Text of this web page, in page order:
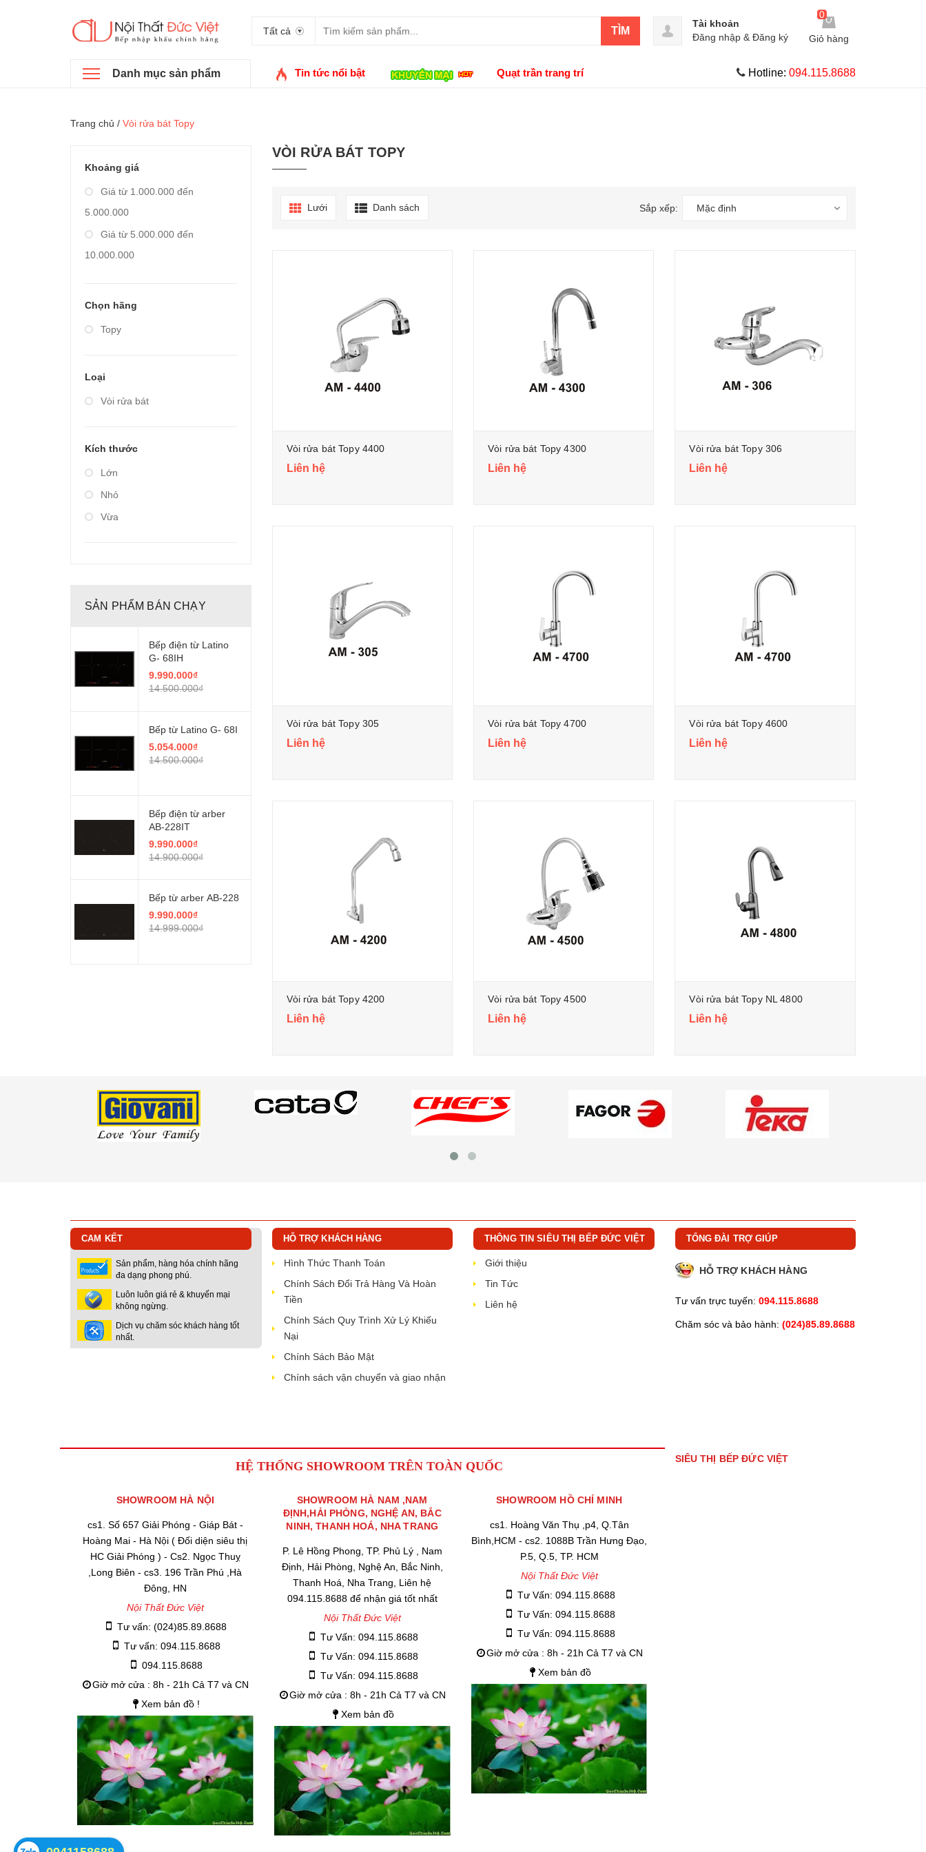
Tất cả TÌM
0
Giỏ hàng
Tài khoản
Đăng nhập & Đăng ký
Danh mục sản phẩm Tin tức nổi bật Quạt trần trang trí Hotline: 094.115.8688
Trang chủ / Vòi rửa bát Topy
Khoảng giá
Giá từ 1.000.000 đến
5.000.000
Giá từ 5.000.000 đến
10.000.000
Chọn hãng
Topy
Loại
Vòi rửa bát
Kích thước
Lớn
Nhỏ
Vừa
SẢN PHẨM BÁN CHẠY
Bếp điện từ Latino
G- 68IH
9.990.000₫
14.500.000₫
Bếp từ Latino G- 68I
5.054.000₫
14.500.000₫
Bếp điện từ arber
AB-228IT
9.990.000₫
14.900.000₫
Bếp từ arber AB-228
9.990.000₫
14.999.000₫
VÒI RỬA BÁT TOPY
Lưới Danh sách Sắp xếp: Mặc định
Vòi rửa bát Topy 4400
Liên hệ
Vòi rửa bát Topy 4300
Liên hệ
Vòi rửa bát Topy 306
Liên hệ
Vòi rửa bát Topy 305
Liên hệ
Vòi rửa bát Topy 4700
Liên hệ
Vòi rửa bát Topy 4600
Liên hệ
Vòi rửa bát Topy 4200
Liên hệ
Vòi rửa bát Topy 4500
Liên hệ
Vòi rửa bát Topy NL 4800
Liên hệ
CAM KẾT
Sản phẩm, hàng hóa chính hãng
đa dạng phong phú.
Luôn luôn giá rẻ & khuyến mại
không ngừng.
Dịch vụ chăm sóc khách hàng tốt
nhất.
HỖ TRỢ KHÁCH HÀNG
Hình Thức Thanh Toán
Chính Sách Đổi Trả Hàng Và Hoàn
Tiền
Chính Sách Quy Trình Xử Lý Khiếu
Nại
Chính Sách Bảo Mật
Chính sách vận chuyển và giao nhận
THÔNG TIN SIÊU THỊ BẾP ĐỨC VIỆT
Giới thiệu
Tin Tức
Liên hệ
TỔNG ĐÀI TRỢ GIÚP
HỖ TRỢ KHÁCH HÀNG
Tư vấn trực tuyến: 094.115.8688
Chăm sóc và bảo hành: (024)85.89.8688
HỆ THỐNG SHOWROOM TRÊN TOÀN QUỐC
SHOWROOM HÀ NỘI
cs1. Số 657 Giải Phóng - Giáp Bát -
Hoàng Mai - Hà Nội ( Đối diện siêu thị
HC Giải Phóng ) - Cs2. Ngọc Thuỵ
,Long Biên - cs3. 196 Trần Phú ,Hà
Đông, HN
Nội Thất Đức Việt
Tư vấn: (024)85.89.8688
Tư vấn: 094.115.8688
094.115.8688
Giờ mở cửa : 8h - 21h Cả T7 và CN
Xem bản đồ !
SHOWROOM HÀ NAM ,NAM
ĐỊNH,HẢI PHÒNG, NGHỆ AN, BẮC
NINH, THANH HOÁ, NHA TRANG
P. Lê Hồng Phong, TP. Phủ Lý , Nam
Định, Hải Phòng, Nghệ An, Bắc Ninh,
Thanh Hoá, Nha Trang, Liên hệ
094.115.8688 để nhận giá tốt nhất
Nội Thất Đức Việt
Tư Vấn: 094.115.8688
Tư Vấn: 094.115.8688
Tư Vấn: 094.115.8688
Giờ mở cửa : 8h - 21h Cả T7 và CN
Xem bản đồ
SHOWROOM HỒ CHÍ MINH
cs1. Hoàng Văn Thụ ,p4, Q.Tân
Bình,HCM - cs2. 1088B Trần Hưng Đạo,
P.5, Q.5, TP. HCM
Nội Thất Đức Việt
Tư Vấn: 094.115.8688
Tư Vấn: 094.115.8688
Tư Vấn: 094.115.8688
Giờ mở cửa : 8h - 21h Cả T7 và CN
Xem bản đồ
SIÊU THỊ BẾP ĐỨC VIỆT